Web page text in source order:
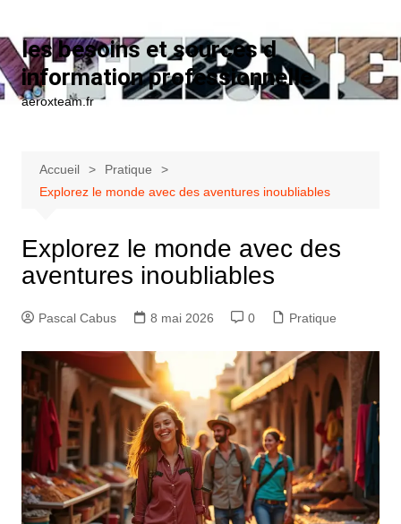
les besoins et sources d
information professionnelle
aeroxteam.fr
Accueil
Pratique
Explorez le monde avec des aventures inoubliables
Explorez le monde avec des
aventures inoubliables
Pascal Cabus 8 mai 2026 0 Pratique